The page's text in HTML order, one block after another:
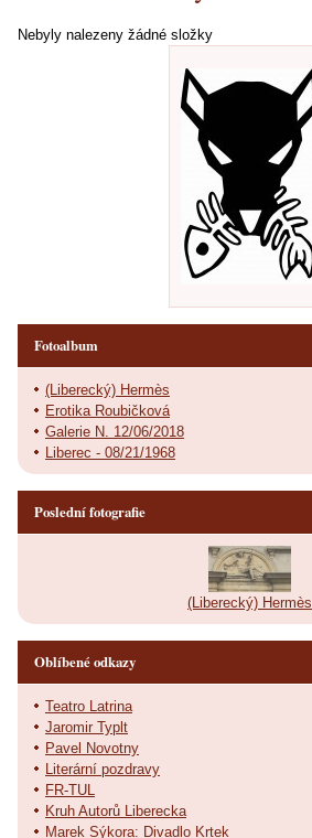
Nebyly nalezeny žádné složky
Fotoalbum
(Liberecký) Hermès
Erotika Roubičková
Galerie N. 12/06/2018
Liberec - 08/21/1968
Poslední fotografie
(Liberecký) Hermès
Oblíbené odkazy
Teatro Latrina
Jaromir Typlt
Pavel Novotny
Literární pozdravy
FR-TUL
Kruh Autorů Liberecka
Marek Sýkora: Divadlo Krtek